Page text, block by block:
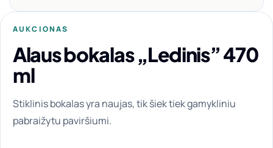
AUKCIONAS
Alaus bokalas „Ledinis” 470
ml
Stiklinis bokalas yra naujas, tik šiek tiek gamykliniu
pabraižytu paviršiumi.